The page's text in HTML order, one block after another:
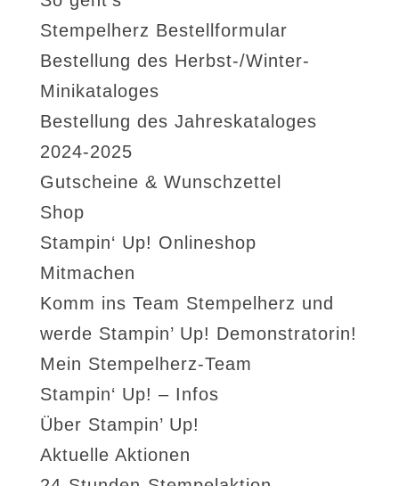
Stempelherz Bestellformular
Bestellung des Herbst-/Winter-
Minikataloges
Bestellung des Jahreskataloges
2024-2025
Gutscheine & Wunschzettel
Shop
Stampin‘ Up! Onlineshop
Mitmachen
Komm ins Team Stempelherz und
werde Stampin’ Up! Demonstratorin!
Mein Stempelherz-Team
Stampin‘ Up! – Infos
Über Stampin’ Up!
Aktuelle Aktionen